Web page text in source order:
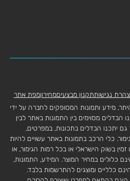
נגישותתקנון מבצעיםמחירוןמפת אתר
מידע ותמונות המסופקים לחברה על ידי
הבדלים מסוימים בין התמונות באתר לבין
יתכנו הבדלים בתכונות, במפרטים,
כלי הרכב בתמונות באתר עשויים להיות
זמין בשוק הישראלי או בכל רמות הגימור, או
כלולים במחיר המוצר. המידע, התמונות,
כלליים ומוצגים להתרשמות בלבד.